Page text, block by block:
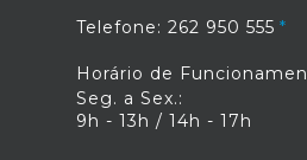
Telefone: 262 950 555
Horário de
Seg. a Sex.:
9h - 13h / 14h - 17h